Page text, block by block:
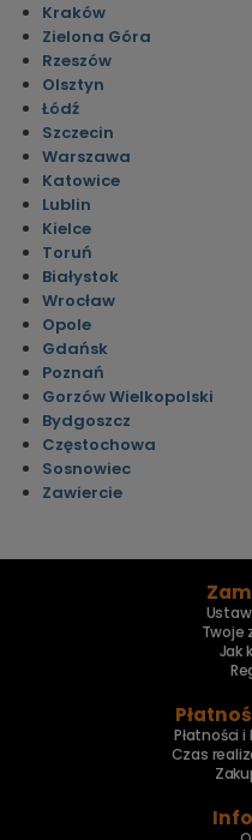
Kraków
Zielona Góra
Rzeszów
Olsztyn
Łódź
Szczecin
Warszawa
Katowice
Lublin
Kielce
Toruń
Białystok
Wrocław
Opole
Gdańsk
Poznań
Gorzów Wielkopolski
Bydgoszcz
Częstochowa
Sosnowiec
Zawiercie
Twoje
Jak
Płatności
Czas